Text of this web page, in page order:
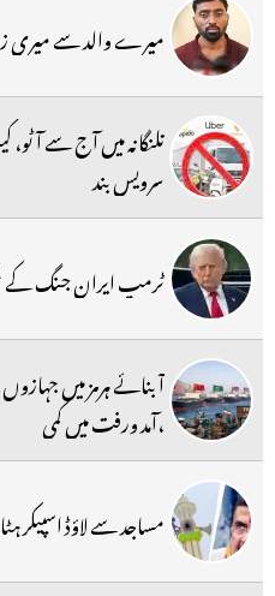
میرے والد سے میری
تلنگانہ میں آج سے
سرویس بند
ٹرمپ ایران جنگ کے
آبنائے ہرمز میں
،آمد ورفت میں کمی
مساجد سے لاؤڈ اسپیکر